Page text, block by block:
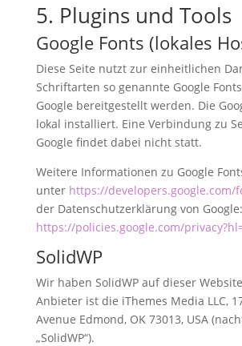
5. Plugins und Tools
Google Fonts (lokales
Diese Seite nutzt zur einheitlichen
Schriftarten so genannte Google
Google bereitgestellt werden. Die
lokal installiert. Eine Verbindung zu
Google findet dabei nicht statt.
Weitere Informationen zu Google
unter https://developers.google.com/
der Datenschutzerklärung von Google:
https://policies.google.com/
SolidWP
Wir haben SolidWP auf dieser
Anbieter ist die iThemes Media LLC,
Avenue Edmond, OK 73013, USA
„SolidWP“).